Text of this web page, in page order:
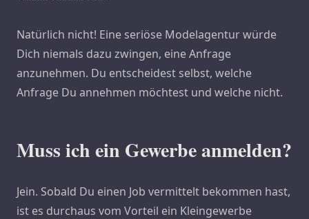
Natürlich nicht! Eine seriöse Modelagentur würde
Dich niemals dazu zwingen, eine Anfrage
anzunehmen. Du entscheidest selbst, welche
Anfrage Du annehmen möchtest und welche nicht.
Muss ich ein Gewerbe anmelden?
Jein. Sobald Du einen Job vermittelt bekommen hast,
ist es durchaus vom Vorteil ein Kleingewerbe